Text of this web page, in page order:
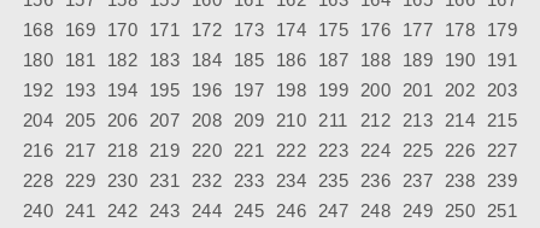
168
169 170 171 172 173 174 175 176 177 178
179
180
181 182 183 184 185 186 187 188 189 190
191
192
193 194 195 196 197 198 199 200 201 202
203
204
205 206 207 208 209 210 211 212 213 214
215
216
217 218 219 220 221 222 223 224 225 226
227
228
229 230 231 232 233 234 235 236 237 238
239
240
241 242 243 244 245 246 247 248 249 250
251